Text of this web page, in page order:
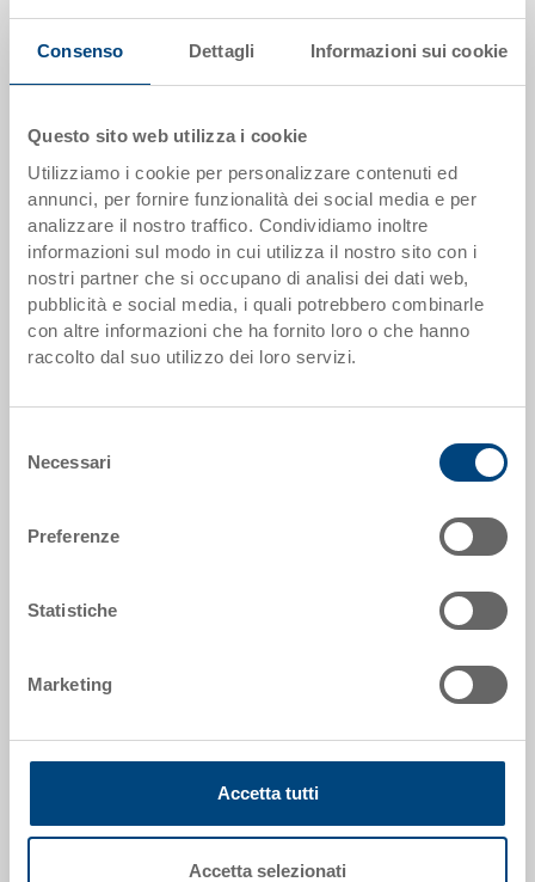
Consenso Dettagli Informazioni sui cookie
Questo sito web utilizza i cookie
Utilizziamo i cookie per personalizzare contenuti ed
annunci, per fornire funzionalità dei social media e per
analizzare il nostro traffico. Condividiamo inoltre
informazioni sul modo in cui utilizza il nostro sito con i
nostri partner che si occupano di analisi dei dati web,
pubblicità e social media, i quali potrebbero combinarle
con altre informazioni che ha fornito loro o che hanno
raccolto dal suo utilizzo dei loro servizi.
delNecessari
Preferenze
Statistiche
Marketing
Accetta tutti
Accetta selezionati
Vai al prodotto
Colore
3-376.0000.0300
da 1 pezzo(i)
Disponbilità
A partire da EUR 3,56